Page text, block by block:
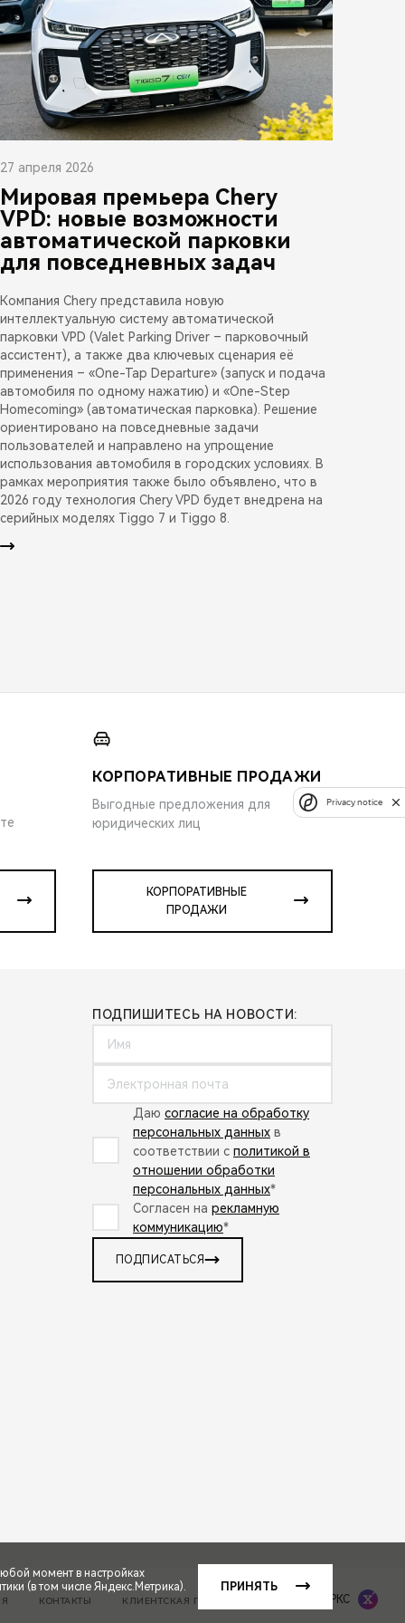
27 апреля 2026
Мировая премьера Chery
VPD: новые возможности
автоматической парковки
для повседневных задач
Компания Chery представила новую
интеллектуальную систему автоматической
парковки VPD (Valet Parking Driver – парковочный
ассистент), а также два ключевых сценария её
применения – «One-Tap Departure» (запуск и подача
автомобиля по одному нажатию) и «One-Step
Homecoming» (автоматическая парковка). Решение
ориентировано на повседневные задачи
пользователей и направлено на упрощение
использования автомобиля в городских условиях. В
рамках мероприятия также было объявлено, что в
2026 году технология Chery VPD будет внедрена на
серийных моделях Tiggo 7 и Tiggo 8.
КОРПОРАТИВНЫЕ ПРОДАЖИ
Выгодные предложения для
юридических лиц
КОРПОРАТИВНЫЕ
ПРОДАЖИ
ПОДПИШИТЕСЬ НА НОВОСТИ:
Даю согласие на обработку
персональных данных в
соответствии с политикой в
отношении обработки
персональных данных*
Согласен на рекламную
коммуникацию*
ПОДПИСАТЬСЯ
КОНТАКТЫ КЛИЕНТСКАЯ ПОДДЕРЖКА Сделано в ПЕРКС
момент в настройках
(в том числе Яндекс.Метрика).
ПРИНЯТЬ
Privacy notice